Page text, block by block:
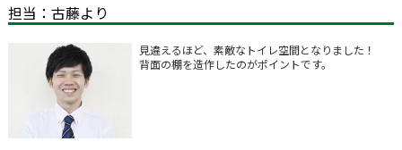
担当：古藤より
見違えるほど、素敵なトイレ空間となりました！
背面の棚を造作したのがポイントです。